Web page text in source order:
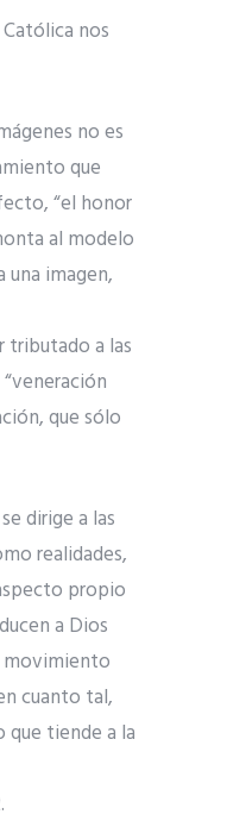
nos
no es
que
“el honor
al modelo
una imagen,
tributado a las
que sólo
dirige a las
realidades,
propio
a Dios
movimiento
cuanto tal,
que tiende a la